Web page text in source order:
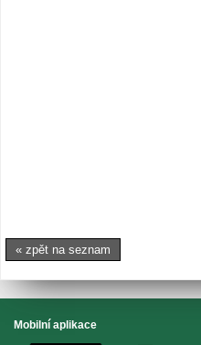
« zpět na seznam
Mobilní aplikace